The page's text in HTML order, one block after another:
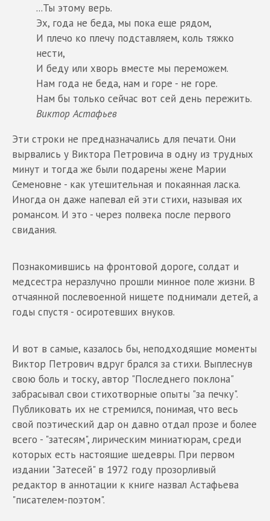
...Ты этому верь.
Эх, года не беда, мы пока еще рядом,
И плечо ко плечу подставляем, коль тяжко
нести,
И беду или хворь вместе мы переможем.
Нам года не беда, нам и горе - не горе.
Нам бы только сейчас вот сей день пережить.
Виктор Астафьев
Эти строки не предназначались для печати. Они
вырвались у Виктора Петровича в одну из трудных
минут и тогда же были подарены жене Марии
Семеновне - как утешительная и покаянная ласка.
Иногда он даже напевал ей эти стихи, называя их
романсом. И это - через полвека после первого
свидания.
Познакомившись на фронтовой дороге, солдат и
медсестра неразлучно прошли минное поле жизни. В
отчаянной послевоенной нищете поднимали детей, а
годы спустя - осиротевших внуков.
И вот в самые, казалось бы, неподходящие моменты
Виктор Петрович вдруг брался за стихи. Выплеснув
свою боль и тоску, автор "Последнего поклона"
забрасывал свои стихотворные опыты "за печку".
Публиковать их не стремился, понимая, что весь
свой поэтический дар он давно отдал прозе и более
всего - "затесям", лирическим миниатюрам, среди
которых есть настоящие шедевры. При первом
издании "Затесей" в 1972 году прозорливый
редактор в аннотации к книге назвал Астафьева
"писателем-поэтом".